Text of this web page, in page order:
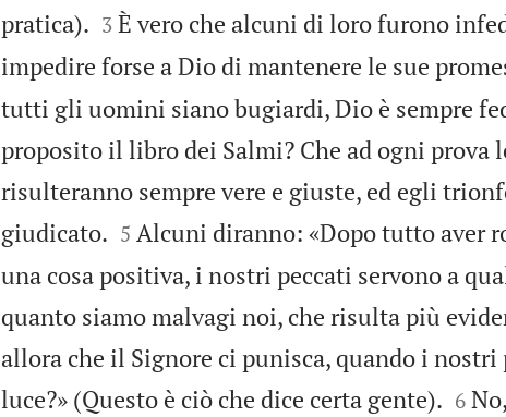
pratica).
3 È vero che alcuni di loro furono
impedire forse a Dio di mantenere le sue
tutti gli uomini siano bugiardi, Dio è sempre
proposito il libro dei Salmi? Che ad ogni prova
risulteranno sempre vere e giuste, ed egli
giudicato.
5 Alcuni diranno: «Dopo tutto aver
una cosa positiva, i nostri peccati servono a
quanto siamo malvagi noi, che risulta più
allora che il Signore ci punisca, quando i
luce?» (Questo è ciò che dice certa gente).
6